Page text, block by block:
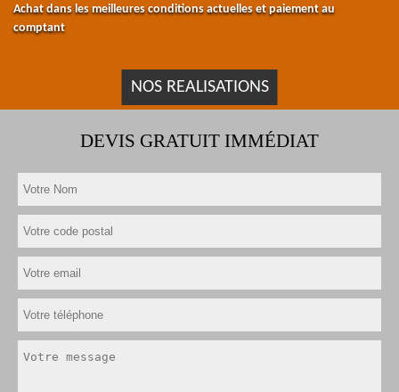
Achat dans les meilleures conditions actuelles et paiement au
comptant
NOS REALISATIONS
DEVIS GRATUIT IMMÉDIAT